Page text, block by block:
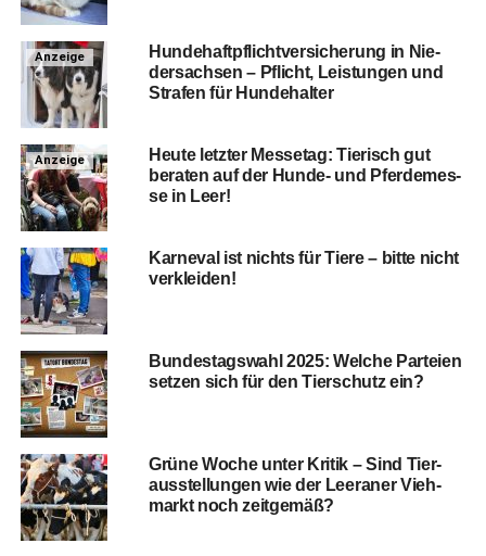
Anzeige
Hun­de­haft­pflicht­ver­si­che­rung in Nie­
der­sach­sen – Pflicht, Leis­tun­gen und
Stra­fen für Hundehalter
Anzeige
Heu­te letz­ter Mes­se­tag: Tie­risch gut
bera­ten auf der Hun­de- und Pfer­de­mes­
se in Leer!
Kar­ne­val ist nichts für Tie­re – bit­te nicht
verkleiden!
Bun­des­tags­wahl 2025: Wel­che Par­tei­en
set­zen sich für den Tier­schutz ein?
Grü­ne Woche unter Kri­tik – Sind Tier­
aus­stel­lun­gen wie der Leera­ner Vieh­
markt noch zeitgemäß?